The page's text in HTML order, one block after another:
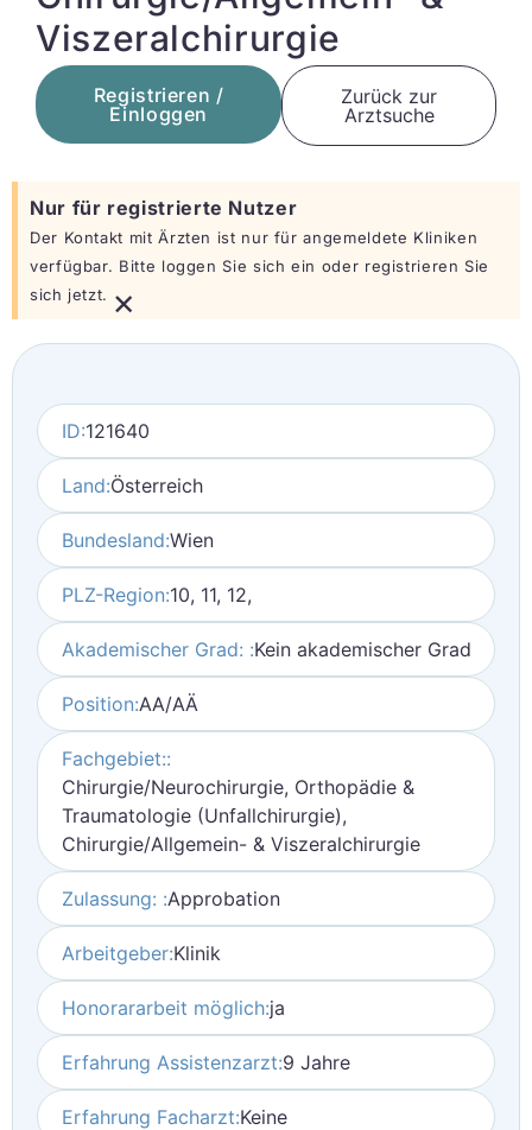
Viszeralchirurgie
Registrieren /
Einloggen
Zurück zur
Arztsuche
Nur für registrierte Nutzer
Der Kontakt mit Ärzten ist nur für angemeldete Kliniken
verfügbar. Bitte loggen Sie sich ein oder registrieren Sie
sich jetzt. ×
ID:121640
Land:Österreich
Bundesland:Wien
PLZ-Region:10, 11, 12,
Akademischer Grad: :Kein akademischer Grad
Position:AA/AÄ
Fachgebiet::
Chirurgie/Neurochirurgie, Orthopädie &
Traumatologie (Unfallchirurgie),
Chirurgie/Allgemein- & Viszeralchirurgie
Zulassung: :Approbation
Arbeitgeber:Klinik
Honorararbeit möglich:ja
Erfahrung Assistenzarzt:9 Jahre
Erfahrung Facharzt:Keine